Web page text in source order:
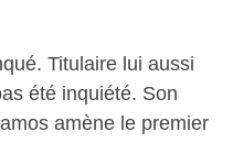
Titulaire lui aussi
été inquiété. Son
amène le premier